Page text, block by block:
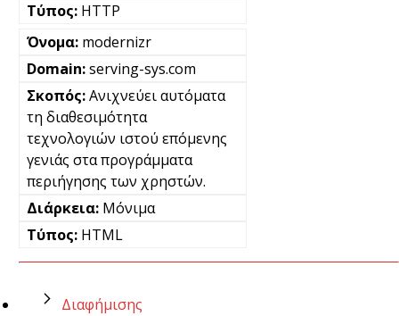
HTTP
modernizr
serving-sys.com
Ανιχνεύει αυτόματα
τη διαθεσιμότητα
τεχνολογιών ιστού επόμενης
γενιάς στα προγράμματα
περιήγησης των χρηστών.
Μόνιμα
HTML
Διαφήμισης